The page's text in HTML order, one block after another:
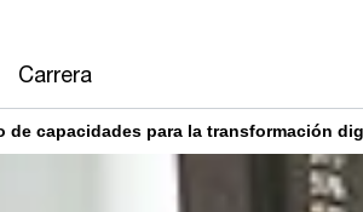
Carrera
de capacidades para la transformación